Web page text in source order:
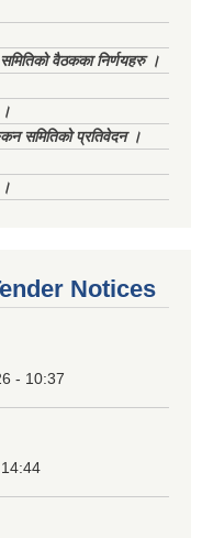
वैठकका निर्णयहरु ।
समितिको प्रतिवेदन ।
।
Notices
- 10:37